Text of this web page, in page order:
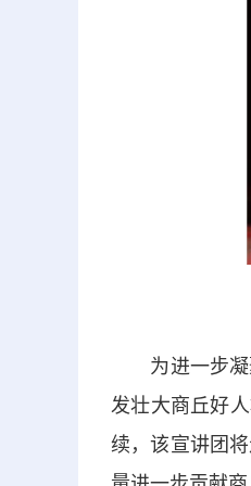
为进一步凝聚
发壮大商丘好
续，该宣讲团